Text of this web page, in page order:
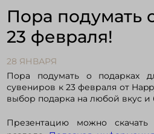
Пора подумать
23 февраля!
28 ЯНВАРЯ
Пора подумать о подарках
сувениров к 23 февраля от
выбор подарка на любой вкус и
Презентацию можно
Запомнить меня
Войти в